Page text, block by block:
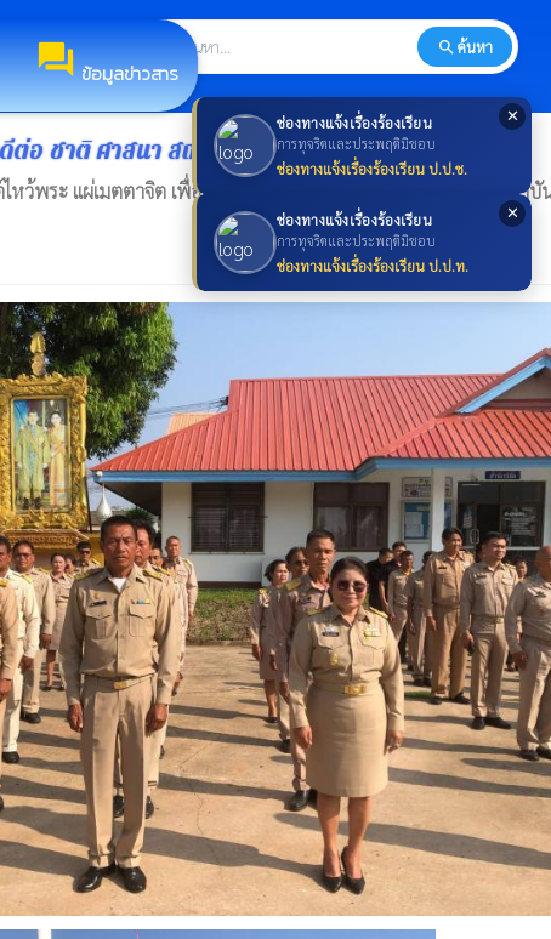
✕
ช่องทางแจ้งเรื่องร้องเรียน
การทุจริตและประพฤติมิชอบ
ช่องทางแจ้งเรื่องร้องเรียน ป.ป.ช.
✕
ช่องทางแจ้งเรื่องร้องเรียน
การทุจริตและประพฤติมิชอบ
ช่องทางแจ้งเรื่องร้องเรียน ป.ป.ท.
forumข้อมูลข่าวสาร
search ค้นหา
ต่อ ชาติ ศาสนา สถาบันพระมหากษัตริย์
ว้พระ แผ่เมตตาจิต เพื่อแสดงถึงความจงรักภักดีต่อ ชาติ ศาสนา สถา